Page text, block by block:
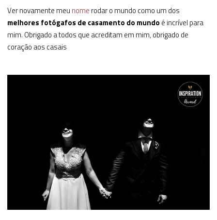
Ver novamente meu nome rodar o mundo como um dos
melhores fotógafos de casamento do mundo é incrível para
mim. Obrigado a todos que acreditam em mim, obrigado de
coração aos casais